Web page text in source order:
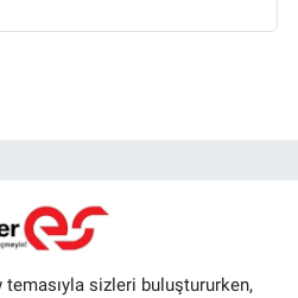
sizleri buluştururken,